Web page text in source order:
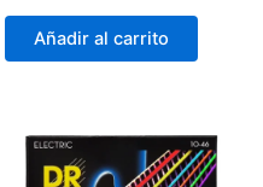
Añadir al carrito